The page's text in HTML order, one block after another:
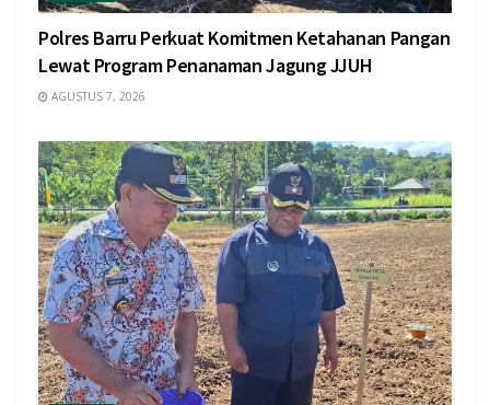
Polres Barru Perkuat Komitmen Ketahanan Pangan
Lewat Program Penanaman Jagung JJUH
AGUSTUS 7, 2026